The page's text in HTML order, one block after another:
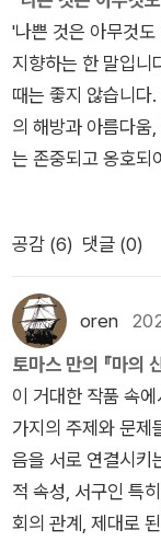
다시 장바구니가
할 수 있다면. 그냥 행복하고 싶다. '
지기를 반복하면
좋아하는 작가가
의 산'에서 느낀 몽
작품을 읽는 건 쉽
닌 단어를 복잡하
이 어렵기 때문이다.
번 읽었는데 그렇게
주 미약하게나며 들
직 조금 시간을 두고
지금 구해놓은 다른 번
해가 제일 길다는
저녁으로 찬 바람이
함께 어우러져 점점
꾸기가 이렇게 어려
않는다는 걸 다시
을 보았다.
'나쁜 것은 아무것
지향하는 한 말입니
때는 좋지 않습니다
의 해방과 아름다움
는 존중되고 옹호되
공감 (6) 댓글 (0)
oren
토마스 만의 『마의
이 거대한 작품 속
가지의 주제와 문제
음을 서로 연결시키
적 속성, 서구인 특
회의 관계, 제대로